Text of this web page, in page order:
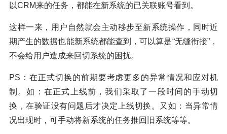
以CRM来的任务，都能在新系统的已关联账号看到。
这样一来，用户自然就会主动移步至新系统操作，同时近
期产生的数据也能新系统都能查到，可以算是“无缝衔接”，
不会给用户造成来回切系统的困扰。
PS：在正式切换的前期要考虑更多的异常情况和应对机
制。如：在正式上线前，我们采取了一段时间的手动切
换，在验证没有问题后才决定上线切换。又如：当异常情
况出现时，可手动将新系统的任务推回旧系统等等。